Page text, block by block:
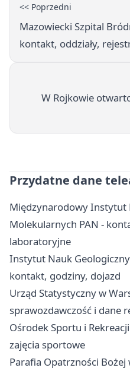
<< Poprzedni
Mazowiecki Szpital
kontakt, oddziały,
W Rojkowie
Przydatne dane
Międzynarodowy Instytut
Molekularnych PAN -
laboratoryjne
Instytut Nauk
kontakt, godziny, dojazd
Urząd Statystyczny w
sprawozdawczość i dane
Ośrodek Sportu i
zajęcia sportowe
Parafia Opatrzności Bożej